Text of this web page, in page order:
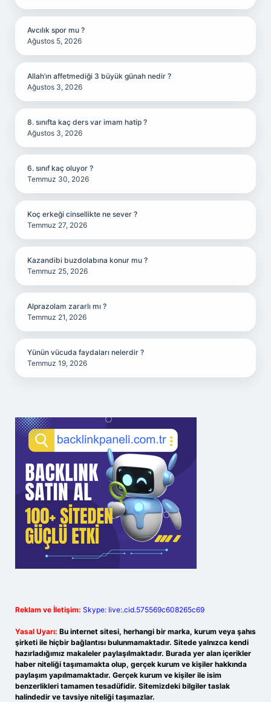
Avcılık spor mu ?
Ağustos 5, 2026
Allah’ın affetmediği 3 büyük günah nedir ?
Ağustos 3, 2026
8. sınıfta kaç ders var imam hatip ?
Ağustos 3, 2026
6. sınıf kaç oluyor ?
Temmuz 30, 2026
Koç erkeği cinsellikte ne sever ?
Temmuz 27, 2026
Kazandibi buzdolabına konur mu ?
Temmuz 25, 2026
Alprazolam zararlı mı ?
Temmuz 21, 2026
Yünün vücuda faydaları nelerdir ?
Temmuz 19, 2026
Reklam ve İletişim: Skype: live:.cid.575569c608265c69
Yasal Uyarı: Bu internet sitesi, herhangi bir marka, kurum veya şahıs
şirketi ile hiçbir bağlantısı bulunmamaktadır. Sitede yalnızca kendi
hazırladığımız makaleler paylaşılmaktadır. Burada yer alan içerikler
haber niteliği taşımamakta olup, gerçek kurum ve kişiler hakkında
paylaşım yapılmamaktadır. Gerçek kurum ve kişiler ile isim
benzerlikleri tamamen tesadüfidir. Sitemizdeki bilgiler taslak
halindedir ve tavsiye niteliği taşımazlar.